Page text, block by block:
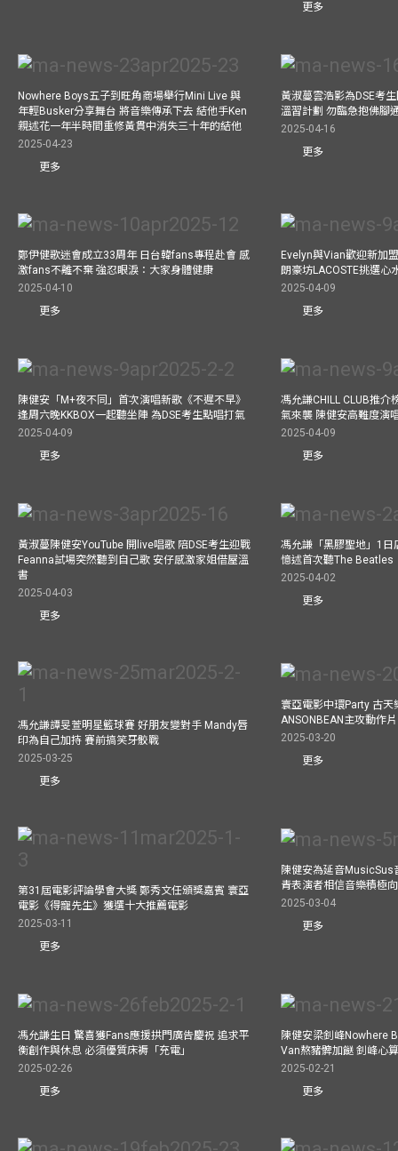
更多
Nowhere Boys五子到旺角商場舉行Mini Live 與
年輕Busker分享舞台 將音樂傳承下去 結他手Ken
親述花一年半時間重修黃貫中消失三十年的結他
2025-04-23
更多
黃淑蔓雲浩影為DSE考
溫習計劃 勿臨急抱佛腳
2025-04-16
更多
鄭伊健歌迷會成立33周年 日台韓fans專程赴會 感
激fans不離不棄 強忍眼淚：大家身體健康
2025-04-10
更多
Evelyn與Vian歡迎新加
朗豪坊LACOSTE挑選心
2025-04-09
更多
陳健安「M+夜不同」首次演唱新歌《不遲不早》
逢周六晚KKBOX一起聽坐陣 為DSE考生點唱打氣
2025-04-09
更多
馮允謙CHILL CLUB推介
氣來襲 陳健安高難度演
2025-04-09
更多
黃淑蔓陳健安YouTube 開live唱歌 陪DSE考生迎戰
Feanna試場突然聽到自己歌 安仔感激家姐借屋溫
書
2025-04-03
更多
馮允謙「黑膠聖地」1日
憶述首次聽The Beatles
2025-04-02
更多
馮允謙譚旻萱明星籃球賽 好朋友變對手 Mandy唇
印為自己加持 賽前搞笑牙骹戰
2025-03-25
更多
寰亞電影中環Party 古
ANSONBEAN主攻動作
2025-03-20
更多
第31屆電影評論學會大獎 鄭秀文任頒獎嘉賓 寰亞
電影《得寵先生》獲選十大推薦電影
2025-03-11
更多
陳健安為延音MusicSus
青表演者相信音樂積極
2025-03-04
更多
馮允謙生日 驚喜獲Fans應援拱門廣告慶祝 追求平
衡創作與休息 必須優質床褥「充電」
2025-02-26
更多
陳健安梁釗峰Nowhere
Van熬豬髀加餸 釗峰心
2025-02-21
更多